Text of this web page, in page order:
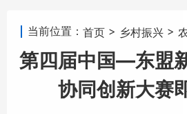
当前位置： 首页 > 乡村振兴 >
第四届中国—东盟
协同创新大赛